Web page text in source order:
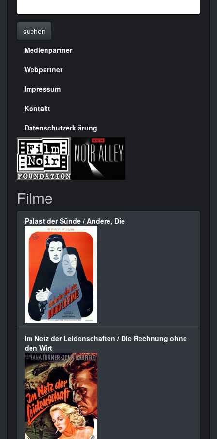
suchen
Menülinks
rechte
Seite
Medienpartner
Webpartner
Impressum
Kontakt
Datenschutzerklärung
Filme
Palast der Sünde / Andere, Die
Im Netz der Leidenschaften / Die Rechnung ohne
den Wirt